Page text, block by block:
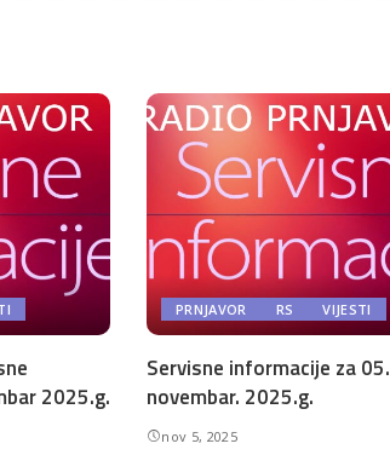
2025.g.
PRNJAVOR RS VIJESTI
Servisne informacije za 05.
novembar. 2025.g.
nov 5, 2025